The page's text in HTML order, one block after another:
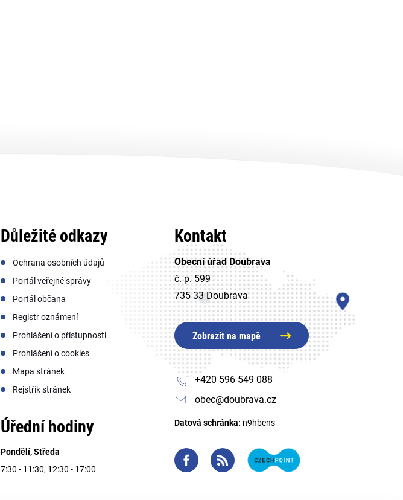
Důležité odkazy
Ochrana osobních údajů
Portál veřejné správy
Portál občana
Registr oznámení
Prohlášení o přístupnosti
Prohlášení o cookies
Mapa stránek
Rejstřík stránek
Úřední hodiny
Pondělí, Středa
7:30 - 11:30, 12:30 - 17:00
Kontakt
Obecní úřad Doubrava
č. p. 599
735 33 Doubrava
Zobrazit na mapě
+420 596 549 088
obec@doubrava.cz
Datová schránka: n9hbens